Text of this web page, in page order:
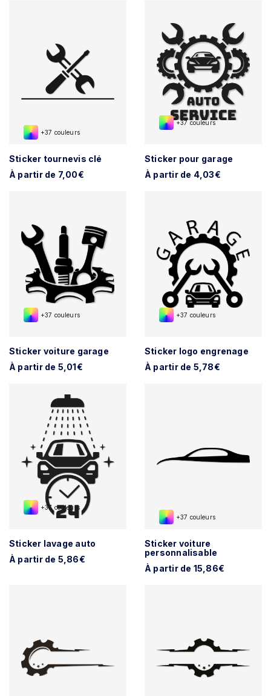
+37 couleurs
Sticker tournevis clé
À partir de 7,00€
+37 couleurs
Sticker pour garage
À partir de 4,03€
+37 couleurs
Sticker voiture garage
À partir de 5,01€
+37 couleurs
Sticker logo engrenage
À partir de 5,78€
+37 couleurs
Sticker lavage auto
À partir de 5,86€
+37 couleurs
Sticker voiture
personnalisable
À partir de 15,86€